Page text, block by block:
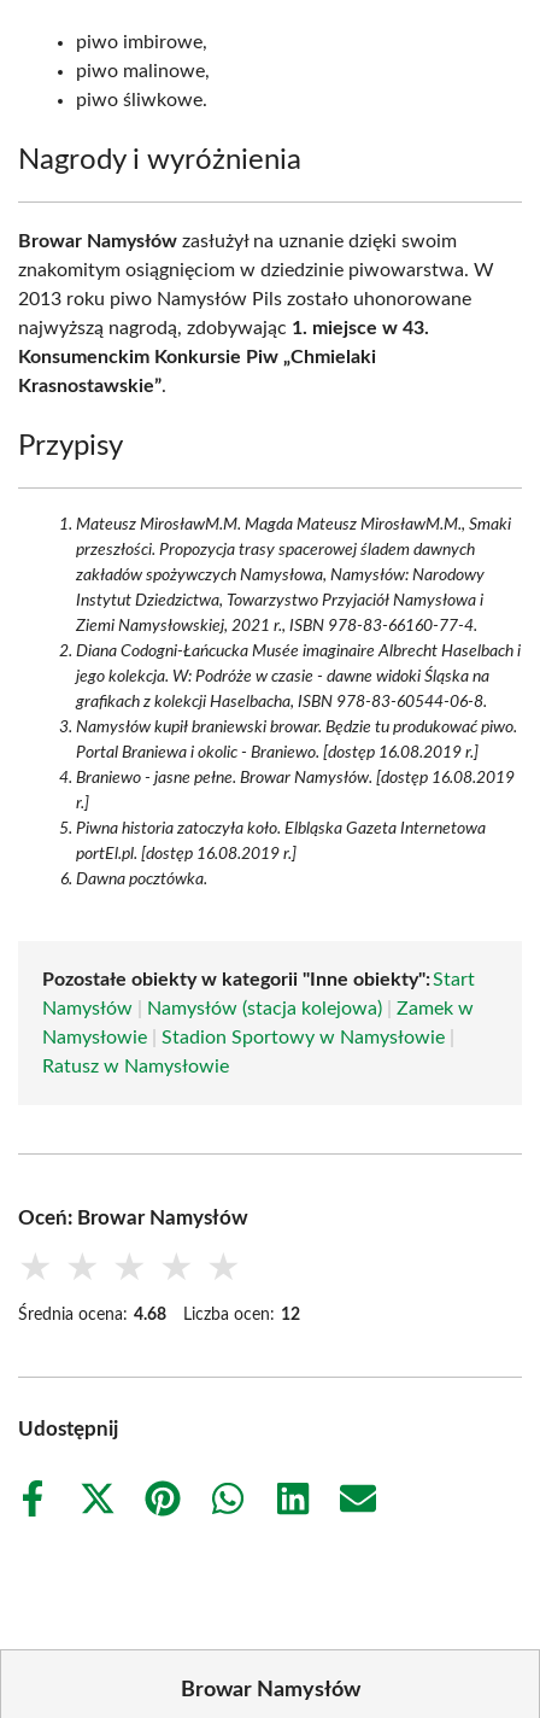
piwo imbirowe,
piwo malinowe,
piwo śliwkowe.
Nagrody i wyróżnienia
Browar Namysłów zasłużył na uznanie dzięki swoim
znakomitym osiągnięciom w dziedzinie piwowarstwa. W
2013 roku piwo Namysłów Pils zostało uhonorowane
najwyższą nagrodą, zdobywając 1. miejsce w 43.
Konsumenckim Konkursie Piw „Chmielaki
Krasnostawskie”.
Przypisy
Mateusz MirosławM.M. Magda Mateusz MirosławM.M., Smaki
przeszłości. Propozycja trasy spacerowej śladem dawnych
zakładów spożywczych Namysłowa, Namysłów: Narodowy
Instytut Dziedzictwa, Towarzystwo Przyjaciół Namysłowa i
Ziemi Namysłowskiej, 2021 r., ISBN 978-83-66160-77-4.
Diana Codogni-Łańcucka Musée imaginaire Albrecht Haselbach i
jego kolekcja. W: Podróże w czasie - dawne widoki Śląska na
grafikach z kolekcji Haselbacha, ISBN 978-83-60544-06-8.
Namysłów kupił braniewski browar. Będzie tu produkować piwo.
Portal Braniewa i okolic - Braniewo. [dostęp 16.08.2019 r.]
Braniewo - jasne pełne. Browar Namysłów. [dostęp 16.08.2019
r.]
Piwna historia zatoczyła koło. Elbląska Gazeta Internetowa
portEl.pl. [dostęp 16.08.2019 r.]
Dawna pocztówka.
Pozostałe obiekty w kategorii "Inne obiekty":Start
Namysłów
Namysłów (stacja kolejowa)
Zamek w
Namysłowie
Stadion Sportowy w Namysłowie
Ratusz w Namysłowie
Oceń: Browar Namysłów
★ ★ ★ ★ ★
Średnia ocena: 4.68 Liczba ocen: 12
Udostępnij
Share
Share
Share
Share
Share
Share
Browar Namysłów